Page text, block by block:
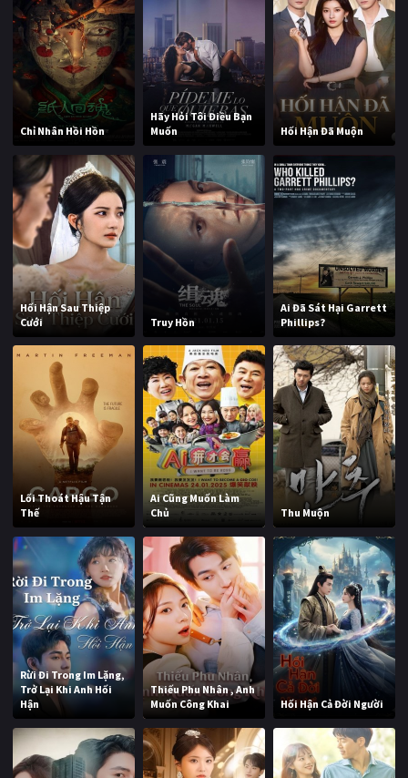
Chỉ Nhân Hồi Hồn
Hãy Hỏi Tôi Điều Bạn
Muốn
Hối Hận Đã Muộn
Hối Hận Sau Thiệp
Cưới
Truy Hồn
Ai Đã Sát Hại Garrett
Phillips?
Lối Thoát Hậu Tận
Thế
Ai Cũng Muốn Làm
Chủ
Thu Muộn
Rừi Đi Trong Im Lặng,
Trở Lại Khi Anh Hối
Hận
Thiếu Phu Nhân , Anh
Muốn Công Khai
Hối Hận Cả Đời Người